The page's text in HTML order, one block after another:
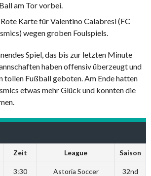
am Tor vorbei.
Rote Karte für Valentino Calabresi (FC
wegen groben Foulspiels.
Spiel, das bis zur letzten Minute
haben offensiv überzeugt und
tollen Fußball geboten. Am Ende hatten
etwas mehr Glück und konnten die
Zeit League Saison
3:30
Astoria Soccer
32nd